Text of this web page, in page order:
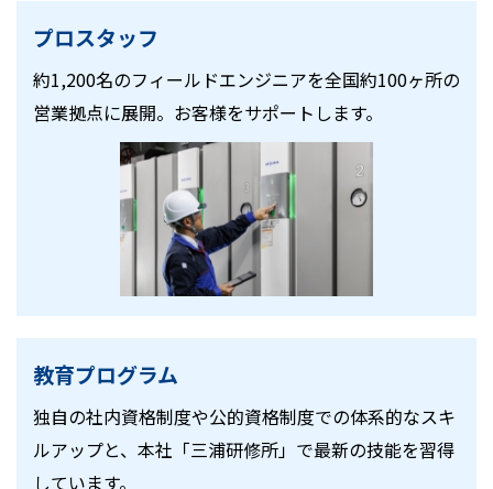
プロスタッフ
約1,200名のフィールドエンジニアを全国約100ヶ所の
営業拠点に展開。お客様をサポートします。
教育プログラム
独自の社内資格制度や公的資格制度での体系的なスキ
ルアップと、本社「三浦研修所」で最新の技能を習得
しています。